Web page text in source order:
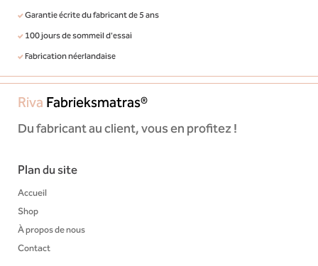
Garantie écrite du fabricant de 5 ans
100 jours de sommeil d'essai
Fabrication néerlandaise
Riva Fabrieksmatras®
Du fabricant au client, vous en profitez !
Plan du site
Accueil
Shop
À propos de nous
Contact